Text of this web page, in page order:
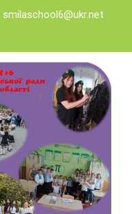
smilaschool6@ukr.net